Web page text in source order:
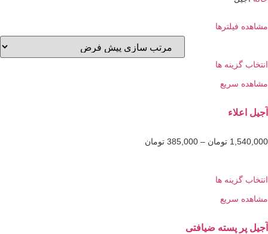
ها
سریع
تومان –
385,000 تومان
ها
سریع
پسته ضیافتی